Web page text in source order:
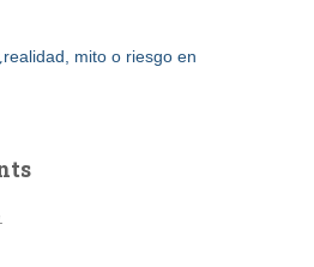
mito o riesgo en